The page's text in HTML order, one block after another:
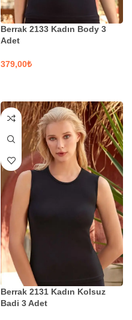
Berrak 2133 Kadın Body 3
Adet
₺
Berrak 2131 Kadın Kolsuz
Badi 3 Adet